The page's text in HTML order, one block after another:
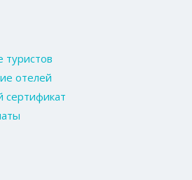
туристов
отелей